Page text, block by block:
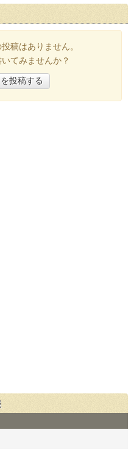
稿はありません。
てみませんか？
投稿する